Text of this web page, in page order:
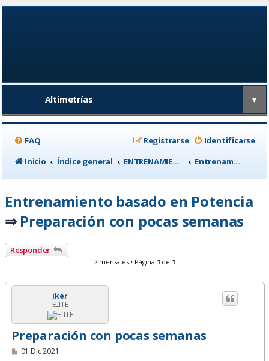
Altimetrías ▼
FAQ Identificarse
Registrarse
Inicio
Índice general ENTRENAMIENTO, medicina deportiva y nutrición Entrenamiento basado en Potencia
Entrenamiento basado en Potencia
⇒ Preparación con pocas semanas
Responder
2 mensajes • Página 1 de 1
iker
ELITE
Preparación con pocas semanas
M
01 Dic 2021